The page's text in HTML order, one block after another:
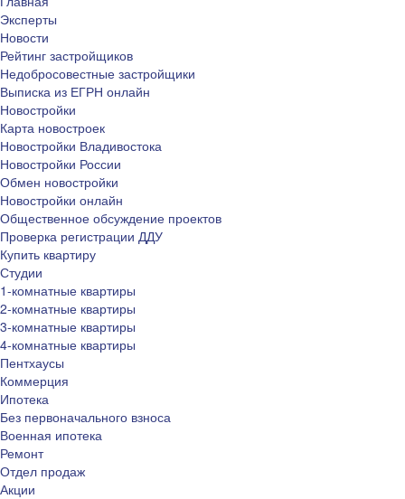
Эксперты
Новости
Рейтинг застройщиков
Недобросовестные застройщики
Выписка из ЕГРН онлайн
Новостройки
Карта новостроек
Новостройки Владивостока
Новостройки России
Обмен новостройки
Новостройки онлайн
Общественное обсуждение проектов
Проверка регистрации ДДУ
Купить квартиру
Студии
1-комнатные квартиры
2-комнатные квартиры
3-комнатные квартиры
4-комнатные квартиры
Пентхаусы
Коммерция
Ипотека
Без первоначального взноса
Военная ипотека
Ремонт
Отдел продаж
Акции